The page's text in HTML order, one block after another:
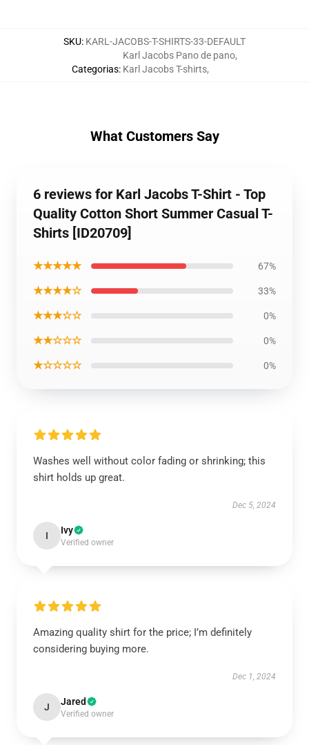
SKU: KARL-JACOBS-T-SHIRTS-33-DEFAULT
Categorias:
Karl Jacobs Pano de pano,
Karl Jacobs T-shirts,
What Customers Say
6 reviews for Karl Jacobs T-Shirt - Top
Quality Cotton Short Summer Casual T-
Shirts [ID20709]
★★★★★ 67%
★★★★☆ 33%
★★★☆☆ 0%
★★☆☆☆ 0%
★☆☆☆☆ 0%
Washes well without color fading or shrinking; this
shirt holds up great.
Dec 5, 2024
I Ivy
Verified owner
Amazing quality shirt for the price; I’m definitely
considering buying more.
Dec 1, 2024
J Jared
Verified owner